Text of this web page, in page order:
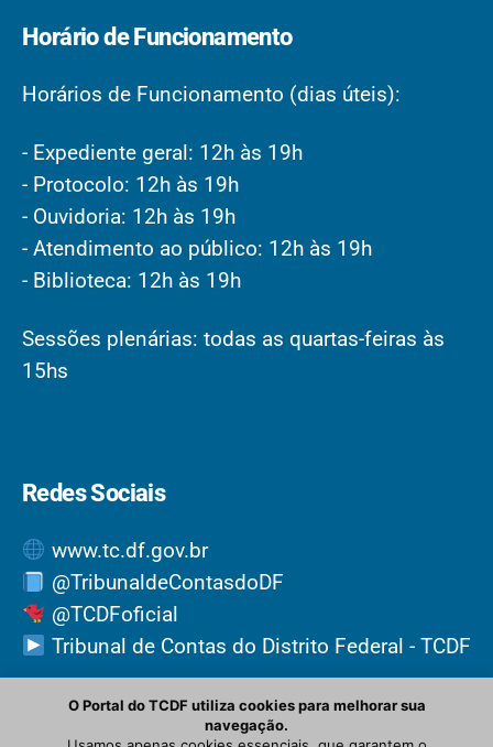
Horário de Funcionamento
Horários de Funcionamento (dias úteis):
- Expediente geral: 12h às 19h
- Protocolo: 12h às 19h
- Ouvidoria: 12h às 19h
- Atendimento ao público: 12h às 19h
- Biblioteca: 12h às 19h
Sessões plenárias: todas as quartas-feiras às
15hs
Redes Sociais
www.tc.df.gov.br
@TribunaldeContasdoDF
@TCDFoficial
Tribunal de Contas do Distrito Federal - TCDF
O Portal do TCDF utiliza cookies para melhorar sua
navegação.